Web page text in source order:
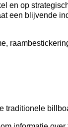
op
een blijvende
traditionele